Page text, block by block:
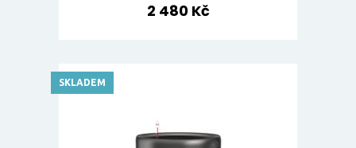
2 480 Kč
SKLADEM